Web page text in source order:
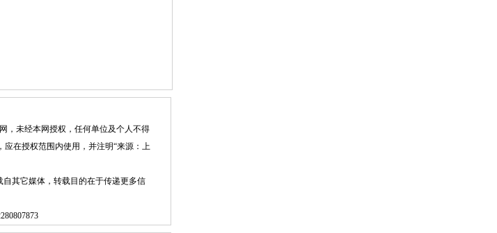
，未经本网授权，任何单位及个人不得
在授权范围内使用，并注明“来源：上
其它媒体，转载目的在于传递更多信